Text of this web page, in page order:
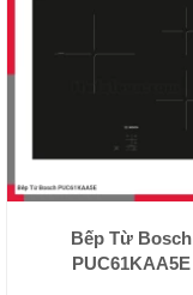
Bếp Từ Bosch
PUC61KAA5E